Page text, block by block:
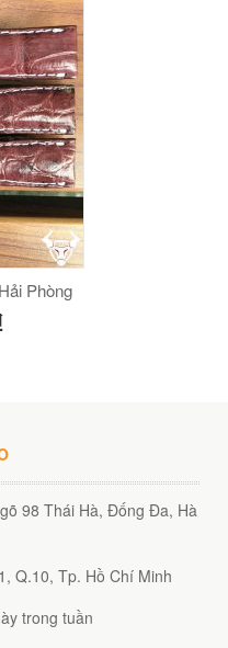
Phòng
98 Thái Hà, Đống Đa, Hà
Q.10, Tp. Hồ Chí Minh
trong tuần